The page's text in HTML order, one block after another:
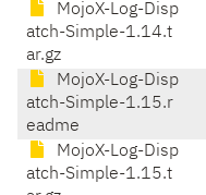
MojoX-Log-Disp
atch-Simple-1.14.t
ar.gz
MojoX-Log-Disp
atch-Simple-1.15.r
eadme
MojoX-Log-Disp
atch-Simple-1.15.t